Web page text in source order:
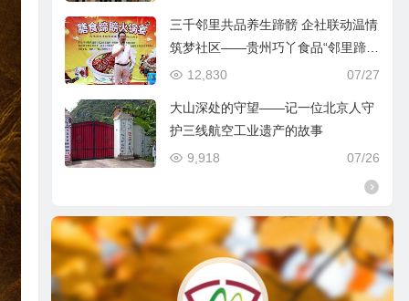
三千邻里共品养生蹄髈 企社联动温情
筑梦社区——贵州巧丫食品“邻里蹄髈
火锅宴”在帝景社区圆满举行
07/27
12,830
大山深处的守望——记一位北京人守
护三线航空工业遗产的故事
07/26
9,918